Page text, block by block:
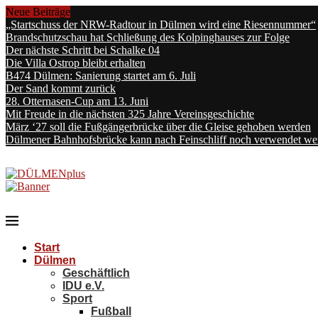
Neue Beiträge
„Startschuss der NRW-Radtour in Dülmen wird eine Riesennummer“
Brandschutzschau hat Schließung des Kolpinghauses zur Folge
Der nächste Schritt bei Schalke 04
Die Villa Ostrop bleibt erhalten
B474 Dülmen: Sanierung startet am 6. Juli
Der Sand kommt zurück
28. Otternasen-Cup am 13. Juni
Mit Freude in die nächsten 325 Jahre Vereinsgeschichte
März ‘27 soll die Fußgängerbrücke über die Gleise gehoben werden
Dülmener Bahnhofsbrücke kann nach Feinschliff noch verwendet
Start
Dülmen
Geschäftlich
IDU e.V.
Sport
Fußball